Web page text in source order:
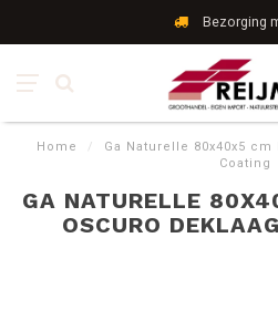
Bezorging
Home /
Ga Naturelle 80x40x5
Coating
GA NATURELLE
OSCURO